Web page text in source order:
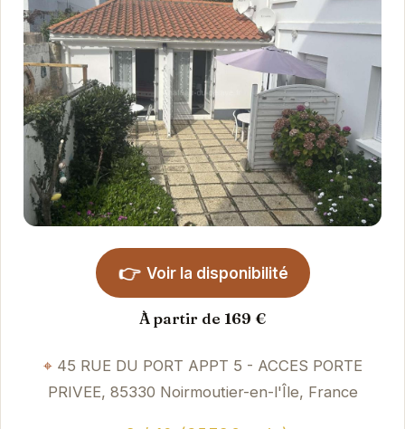
👉 Voir la disponibilité
À partir de 169 €
45 RUE DU PORT APPT 5 - ACCES PORTE
PRIVEE, 85330 Noirmoutier-en-l'Île, France